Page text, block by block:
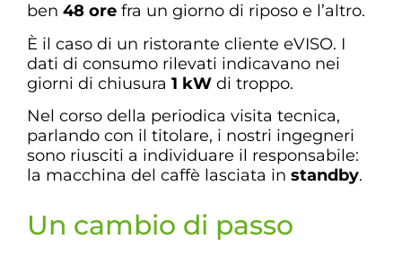
ben 48 ore fra un giorno di riposo e l’altro.
È il caso di un ristorante cliente eVISO. I
dati di consumo rilevati indicavano nei
giorni di chiusura 1 kW di troppo.
Nel corso della periodica visita tecnica,
parlando con il titolare, i nostri ingegneri
sono riusciti a individuare il responsabile:
la macchina del caffè lasciata in standby.
Un cambio di passo